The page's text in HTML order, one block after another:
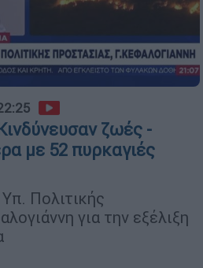
ζωές -
με 52 πυρκαγιές
Πολιτικής
για την εξέλιξη